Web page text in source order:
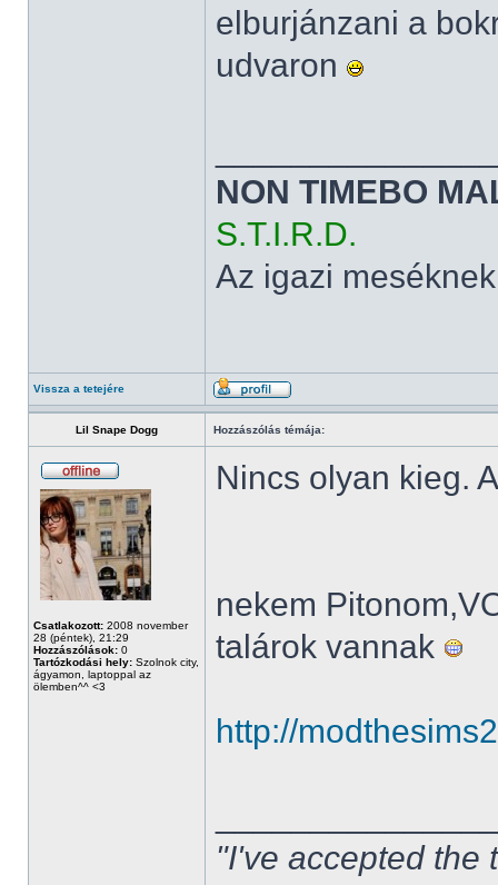
elburjánzani a
udvaron
NON TIMEBO
S.T.I.R.D.
Az igazi
Vissza a tetejére
Lil Snape Dogg Hozzászólás témája:
Csatlakozott: 2008 november
28 (péntek), 21:29
Hozzászólások: 0
Tartózkodási hely: Szolnok city,
ágyamon, laptoppal az
ölemben^^ <3
Nincs olyan kieg.
nekem
talárok vannak
http://
"I've accepted the